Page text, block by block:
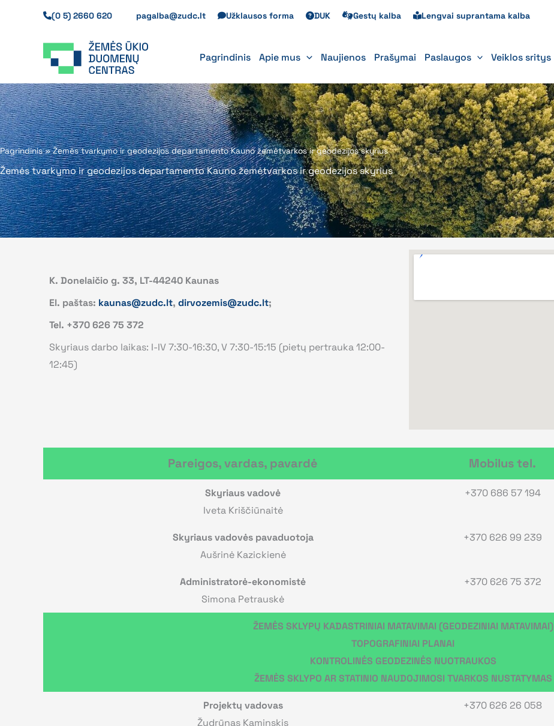
(0 5) 2660 620 pagalba@zudc.lt Užklausos forma DUK Gestų kalba Lengvai suprantama kalba
Pagrindinis Apie mus Naujienos Prašymai Paslaugos Veiklos sritys
Pagrindinis»Žemės tvarkymo ir geodezijos departamento Kauno žemėtvarkos ir geodezijos skyrius
Žemės tvarkymo ir geodezijos departamento Kauno žemėtvarkos ir geodezijos skyrius
K. Donelaičio g. 33, LT-44240 Kaunas
El. paštas: kaunas@zudc.lt, dirvozemis@zudc.lt;
Tel. +370 626 75 372
Skyriaus darbo laikas: I-IV 7:30-16:30, V 7:30-15:15 (pietų pertrauka 12:00-
12:45)
Pareigos, vardas, pavardė Mobilus tel.
Skyriaus vadovė
Iveta Kriščiūnaitė
+370 686 57 194
Skyriaus vadovės pavaduotoja
Aušrinė Kazickienė
+370 626 99 239
Administratorė-ekonomistė
Simona Petrauskė
+370 626 75 372
ŽEMĖS SKLYPŲ KADASTRINIAI MATAVIMAI (GEODEZINIAI MATAVIMAI)
TOPOGRAFINIAI PLANAI
KONTROLINĖS GEODEZINĖS NUOTRAUKOS
ŽEMĖS SKLYPO AR STATINIO NAUDOJIMOSI TVARKOS NUSTATYMAS
Projektų vadovas
Žydrūnas Kaminskis
+370 626 26 058